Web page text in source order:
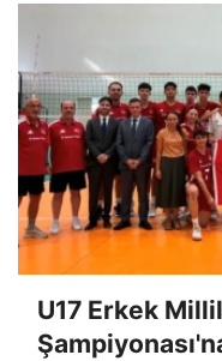
U17 Erkek